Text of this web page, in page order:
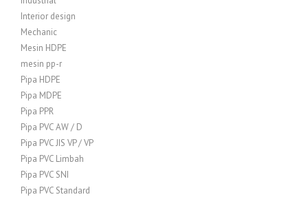
Interior design
Mechanic
Mesin HDPE
mesin pp-r
Pipa HDPE
Pipa MDPE
Pipa PPR
Pipa PVC AW / D
Pipa PVC JIS VP / VP
Pipa PVC Limbah
Pipa PVC SNI
Pipa PVC Standard